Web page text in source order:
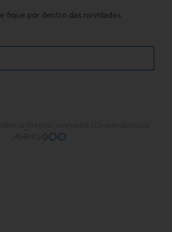
fique por dentro das novidades